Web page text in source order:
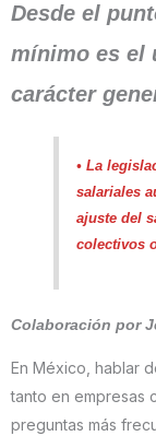
Desde el
mínimo es el
carácter
• La
salariales
ajuste del
colectivos
Colaboración por
En México, hablar
tanto en empresas
preguntas más